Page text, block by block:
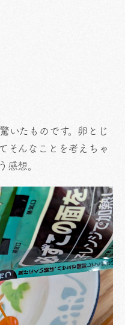
いたものです。卵とじ
そんなことを考えちゃ
感想。